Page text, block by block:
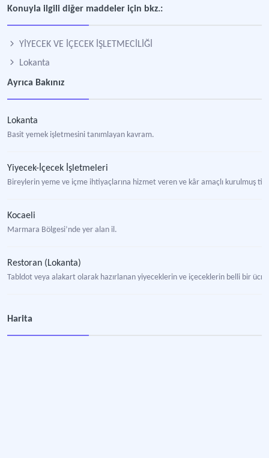
Konuyla ilgili diğer maddeler için bkz.:
YİYECEK VE İÇECEK İŞLETMECİLİĞİ
Lokanta
Ayrıca Bakınız
Lokanta
Basit yemek işletmesini tanımlayan kavram.
Yiyecek-İçecek İşletmeleri
Bireylerin yeme ve içme ihtiyaçlarına hizmet veren ve kâr amaçlı kurulmuş
Kocaeli
Marmara Bölgesi’nde yer alan il.
Restoran (Lokanta)
Tabldot veya alakart olarak hazırlanan yiyeceklerin ve içeceklerin belli bir
Harita